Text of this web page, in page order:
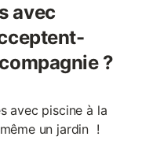
avec
?
avec piscine à la
un jardin !